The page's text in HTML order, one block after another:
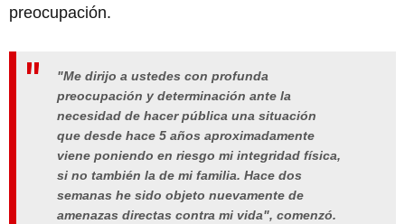
preocupación.
"Me dirijo a ustedes con profunda
preocupación y determinación ante la
necesidad de hacer pública una situación
que desde hace 5 años aproximadamente
viene poniendo en riesgo mi integridad física,
si no también la de mi familia. Hace dos
semanas he sido objeto nuevamente de
amenazas directas contra mi vida", comenzó.